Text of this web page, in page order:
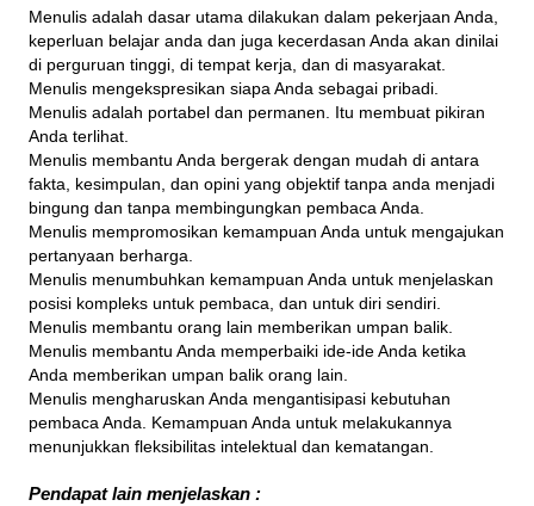
Menulis adalah dasar utama dilakukan dalam pekerjaan Anda,
keperluan belajar anda dan juga kecerdasan Anda akan dinilai
di perguruan tinggi, di tempat kerja, dan di masyarakat.
Menulis mengekspresikan siapa Anda sebagai pribadi.
Menulis adalah portabel dan permanen. Itu membuat pikiran
Anda terlihat.
Menulis membantu Anda bergerak dengan mudah di antara
fakta, kesimpulan, dan opini yang objektif tanpa anda menjadi
bingung dan tanpa membingungkan pembaca Anda.
Menulis mempromosikan kemampuan Anda untuk mengajukan
pertanyaan berharga.
Menulis menumbuhkan kemampuan Anda untuk menjelaskan
posisi kompleks untuk pembaca, dan untuk diri sendiri.
Menulis membantu orang lain memberikan umpan balik.
Menulis membantu Anda memperbaiki ide-ide Anda ketika
Anda memberikan umpan balik orang lain.
Menulis mengharuskan Anda mengantisipasi kebutuhan
pembaca Anda. Kemampuan Anda untuk melakukannya
menunjukkan fleksibilitas intelektual dan kematangan.
Pendapat lain menjelaskan :